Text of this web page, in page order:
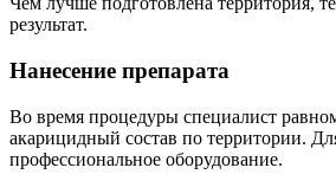
результат.
Нанесение препарата
Во время процедуры специалист
акарицидный состав по территории.
профессиональное оборудование.